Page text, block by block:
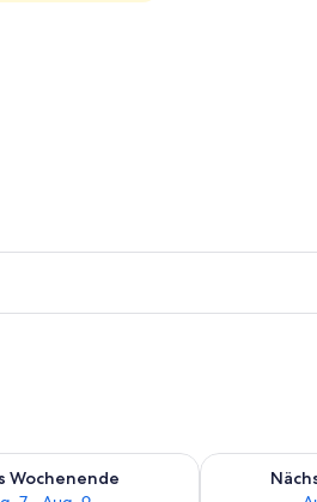
Wochenende
für dieses Überprüfe